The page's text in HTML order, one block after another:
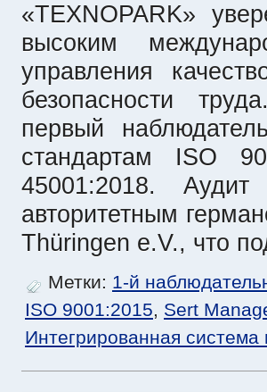
«TEXNOPARK»
высоким
управления
безопасности
первый
стандартам ISO
45001:2018.
авторитетным
Thüringen e.V., что
Метки: 1-й
ISO 9001:2015, Sert
Интегрированная